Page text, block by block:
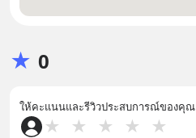
★ 0
ให้คะแนนและรีวิวประสบการณ์ของคุณ
★ ★ ★ ★ ★